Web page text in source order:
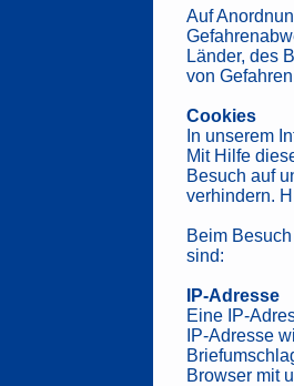
Auf
Länder, des
von
Cookies
In unserem
Mit Hilfe
Besuch auf
verhindern.
Beim
sind:
IP-Adresse
Eine IP-
IP-Adresse
Browser mit